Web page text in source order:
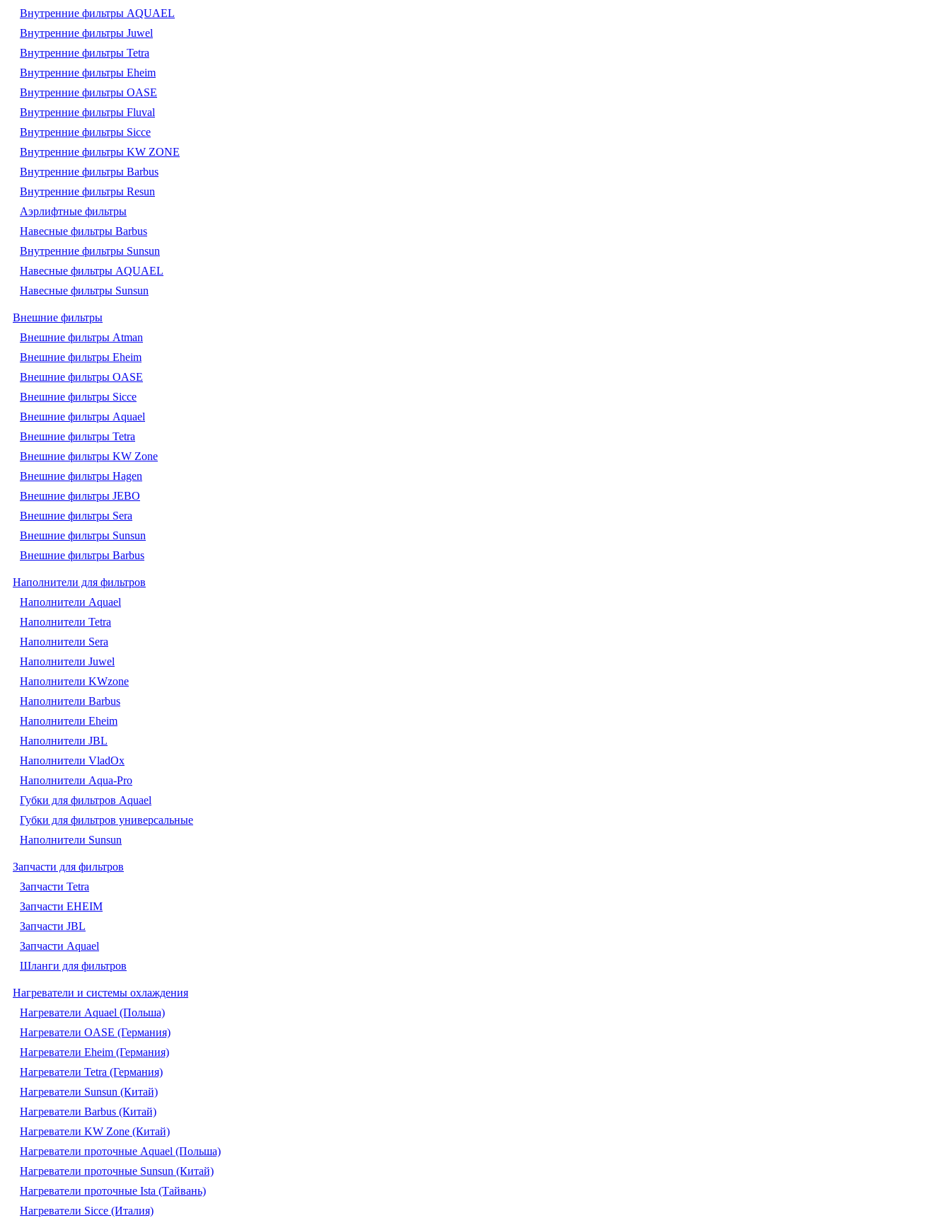
Внутренние фильтры AQUAEL
Внутренние фильтры Juwel
Внутренние фильтры Tetra
Внутренние фильтры Eheim
Внутренние фильтры OASE
Внутренние фильтры Fluval
Внутренние фильтры Sicce
Внутренние фильтры KW ZONE
Внутренние фильтры Barbus
Внутренние фильтры Resun
Аэрлифтные фильтры
Навесные фильтры Barbus
Внутренние фильтры Sunsun
Навесные фильтры AQUAEL
Навесные фильтры Sunsun
Внешние фильтры
Внешние фильтры Atman
Внешние фильтры Eheim
Внешние фильтры OASE
Внешние фильтры Sicce
Внешние фильтры Aquael
Внешние фильтры Tetra
Внешние фильтры KW Zone
Внешние фильтры Hagen
Внешние фильтры JEBO
Внешние фильтры Sera
Внешние фильтры Sunsun
Внешние фильтры Barbus
Наполнители для фильтров
Наполнители Aquael
Наполнители Tetra
Наполнители Sera
Наполнители Juwel
Наполнители KWzone
Наполнители Barbus
Наполнители Eheim
Наполнители JBL
Наполнители VladOx
Наполнители Aqua-Pro
Губки для фильтров Aquael
Губки для фильтров универсальные
Наполнители Sunsun
Запчасти для фильтров
Запчасти Tetra
Запчасти EHEIM
Запчасти JBL
Запчасти Aquael
Шланги для фильтров
Нагреватели и системы охлаждения
Нагреватели Aquael (Польша)
Нагреватели OASE (Германия)
Нагреватели Eheim (Германия)
Нагреватели Tetra (Германия)
Нагреватели Sunsun (Китай)
Нагреватели Barbus (Китай)
Нагреватели KW Zone (Китай)
Нагреватели проточные Aquael (Польша)
Нагреватели проточные Sunsun (Китай)
Нагреватели проточные Ista (Тайвань)
Нагреватели Sicce (Италия)